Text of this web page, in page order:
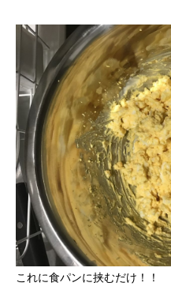
これに食パンに挟むだけ！！